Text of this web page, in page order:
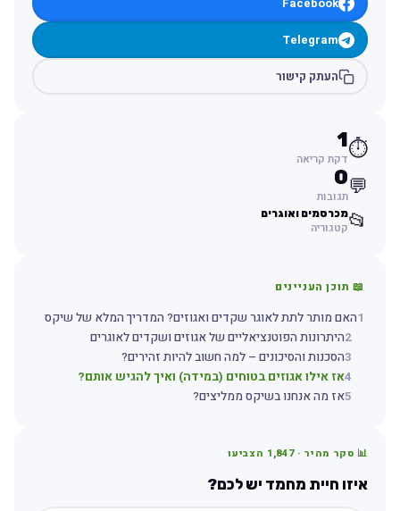
Telegram
העתק קישור
⏱️
1
דקת קריאה
💬
0
תגובות
📂מכרסמים ואוגרים
קטגוריה
📖 תוכן העניינים
האם מותר לתת לאוגר שקדים ואגוזים? המדריך המלא של שיקס
2היתרונות הפוטנציאליים של אגוזים ושקדים לאוגרים
הסכנות והסיכונים – למה חשוב להיות זהירים?
אז אילו אגוזים בטוחים (במידה) ואיך להגיש אותם?
אז מה אנחנו בשיקס ממליצים?
📊 סקר מהיר · 1,847הצביעו
איזו חיית מחמד יש לכם?